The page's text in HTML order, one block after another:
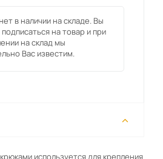
в наличии на складе. Вы
на товар и при
на склад мы
Вас известим.
используется для крепления